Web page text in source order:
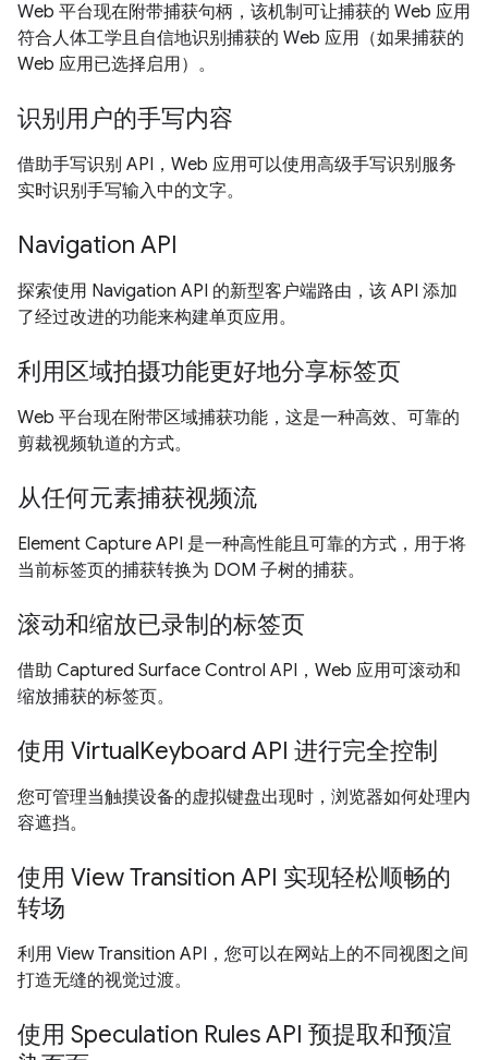
Web 平台现在附带捕获句柄，该机制可让捕获的 Web 应用
符合人体工学且自信地识别捕获的 Web 应用（如果捕获的
Web 应用已选择启用）。
识别用户的手写内容
借助手写识别 API，Web 应用可以使用高级手写识别服务
实时识别手写输入中的文字。
Navigation API
探索使用 Navigation API 的新型客户端路由，该 API 添加
了经过改进的功能来构建单页应用。
利用区域拍摄功能更好地分享标签页
Web 平台现在附带区域捕获功能，这是一种高效、可靠的
剪裁视频轨道的方式。
从任何元素捕获视频流
Element Capture API 是一种高性能且可靠的方式，用于将
当前标签页的捕获转换为 DOM 子树的捕获。
滚动和缩放已录制的标签页
借助 Captured Surface Control API，Web 应用可滚动和
缩放捕获的标签页。
使用 VirtualKeyboard API 进行完全控制
您可管理当触摸设备的虚拟键盘出现时，浏览器如何处理内
容遮挡。
使用 View Transition API 实现轻松顺畅的
转场
利用 View Transition API，您可以在网站上的不同视图之间
打造无缝的视觉过渡。
使用 Speculation Rules API 预提取和预渲